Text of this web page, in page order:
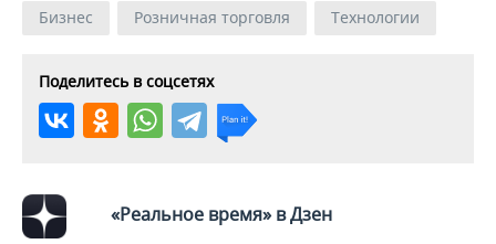
Бизнес Розничная торговля Технологии
Поделитесь в соцсетях
«Реальное время» в Дзен